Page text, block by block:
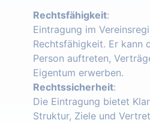
Rechtsfähigkeit:
Eintragung im
Rechtsfähigkeit. Er kann
Person auftreten,
Eigentum erwerben.
Rechtssicherheit:
Die Eintragung bietet
Struktur, Ziele und